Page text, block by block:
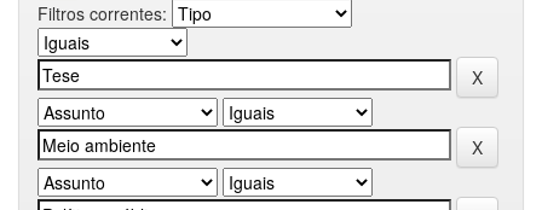
Filtros correntes: